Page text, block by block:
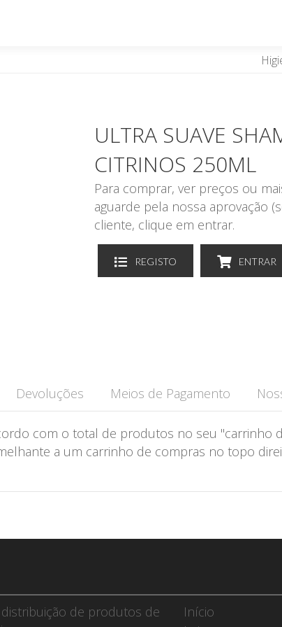
ULTRA SUAVE
CITRINOS 250ML
Para comprar, ver preços ou
aguarde pela nossa aprovação
cliente, clique em entrar.
REGISTO ENTRAR
Devoluções Meios de Pagamento
com o total de produtos no seu "carrinho
a um carrinho de compras no topo
de produtos de
Início